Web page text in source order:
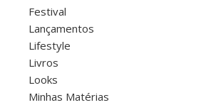
Festival
Lançamentos
Lifestyle
Livros
Looks
Minhas Matérias